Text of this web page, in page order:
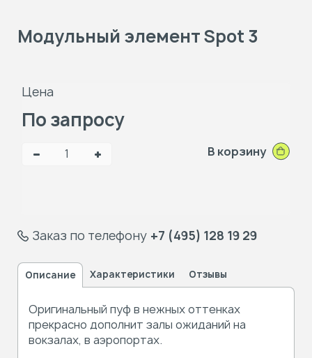
Модульный элемент Spot 3
Цена
По запросу
В корзину
Заказ по телефону +7 (495) 128 19 29
Описание Характеристики Отзывы
Оригинальный пуф в нежных оттенках
прекрасно дополнит залы ожиданий на
вокзалах, в аэропортах.